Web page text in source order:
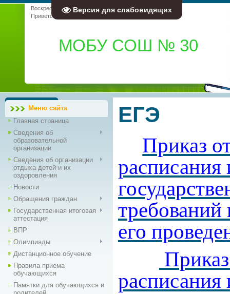
Версия для слабовидящих
Воскресенье, 09.08.2026, 16:02
Приветствую Вас
Гость RSS
МОБУ СОШ № 30
Меню сайта
Главная страница
Сведения об
образовательной
организации
Сведения об организации
отдыха детей и их
оздоровления
Новости
Обращения граждан
Государственная итоговая
аттестация
ВПР
Олимпиады
Дистанционное обучение
Правила приема
обучающихся
Памятки для обучающихся и
ЕГЭ
Приказ
расписания
требований
его
расписания